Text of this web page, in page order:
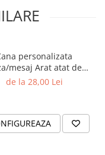
personalizata
Arat atat de
bine
de la 28,00 Lei